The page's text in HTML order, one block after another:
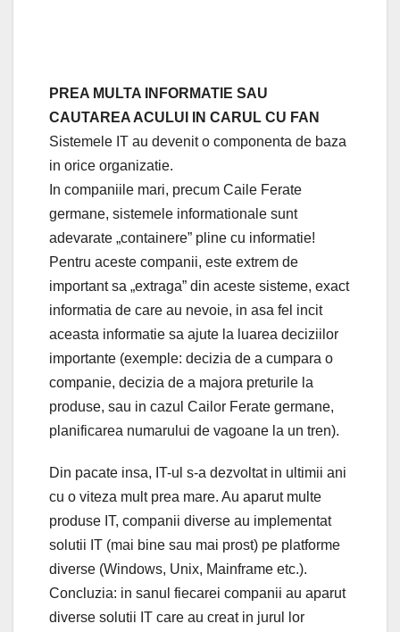
PREA MULTA INFORMATIE SAU
CAUTAREA ACULUI IN CARUL CU FAN
Sistemele IT au devenit o componenta de baza
in orice organizatie.
In companiile mari, precum Caile Ferate
germane, sistemele informationale sunt
adevarate „containere” pline cu informatie!
Pentru aceste companii, este extrem de
important sa „extraga” din aceste sisteme, exact
informatia de care au nevoie, in asa fel incit
aceasta informatie sa ajute la luarea deciziilor
importante (exemple: decizia de a cumpara o
companie, decizia de a majora preturile la
produse, sau in cazul Cailor Ferate germane,
planificarea numarului de vagoane la un tren).
Din pacate insa, IT-ul s-a dezvoltat in ultimii ani
cu o viteza mult prea mare. Au aparut multe
produse IT, companii diverse au implementat
solutii IT (mai bine sau mai prost) pe platforme
diverse (Windows, Unix, Mainframe etc.).
Concluzia: in sanul fiecarei companii au aparut
diverse solutii IT care au creat in jurul lor